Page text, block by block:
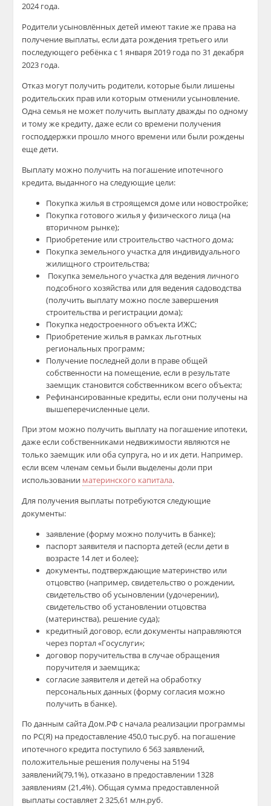
2024 года.
Родители усыновлённых детей имеют такие же права на
получение выплаты, если дата рождения третьего или
последующего ребёнка с 1 января 2019 года по 31 декабря
2023 года.
Отказ могут получить родители, которые были лишены
родительских прав или которым отменили усыновление.
Одна семья не может получить выплату дважды по одному
и тому же кредиту, даже если со времени получения
господдержки прошло много времени или были рождены
еще дети.
Выплату можно получить на погашение ипотечного
кредита, выданного на следующие цели:
Покупка жилья в строящемся доме или новостройке;
Покупка готового жилья у физического лица (на
вторичном рынке);
Приобретение или строительство частного дома;
Покупка земельного участка для индивидуального
жилищного строительства;
Покупка земельного участка для ведения личного
подсобного хозяйства или для ведения садоводства
(получить выплату можно после завершения
строительства и регистрации дома);
Покупка недостроенного объекта ИЖС;
Приобретение жилья в рамках льготных
региональных программ;
Получение последней доли в праве общей
собственности на помещение, если в результате
заемщик становится собственником всего объекта;
Рефинансированные кредиты, если они получены на
вышеперечисленные цели.
При этом можно получить выплату на погашение ипотеки,
даже если собственниками недвижимости являются не
только заемщик или оба супруга, но и их дети. Например.
если всем членам семьи были выделены доли при
использовании материнского капитала.
Для получения выплаты потребуются следующие
документы:
заявление (форму можно получить в банке);
паспорт заявителя и паспорта детей (если дети в
возрасте 14 лет и более);
документы, подтверждающие материнство или
отцовство (например, свидетельство о рождении,
свидетельство об усыновлении (удочерении),
свидетельство об установлении отцовства
(материнства), решение суда);
кредитный договор, если документы направляются
через портал «Госуслуги»;
договор поручительства в случае обращения
поручителя и заемщика;
согласие заявителя и детей на обработку
персональных данных (форму согласия можно
получить в банке).
По данным сайта Дом.РФ с начала реализации программы
по РС(Я) на предоставление 450,0 тыс.руб. на погашение
ипотечного кредита поступило 6 563 заявлений,
положительные решения получены на 5194
заявлений(79,1%), отказано в предоставлении 1328
заявлениям (21,4%). Общая сумма предоставленной
выплаты составляет 2 325,61 млн.руб.